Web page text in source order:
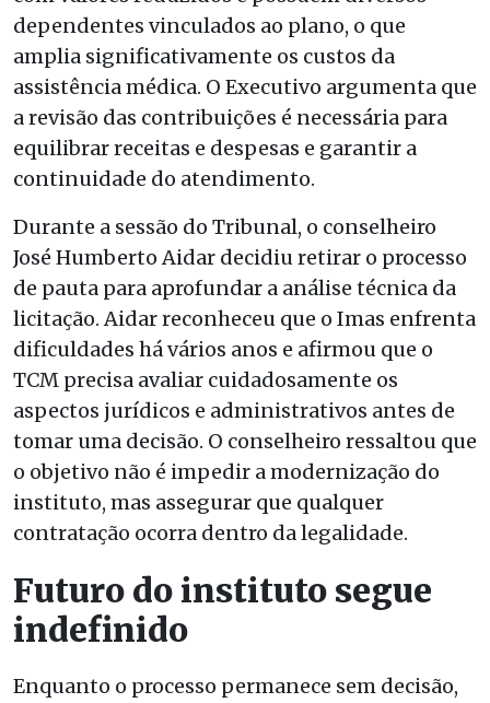
dependentes vinculados ao plano, o que
amplia significativamente os custos da
assistência médica. O Executivo argumenta que
a revisão das contribuições é necessária para
equilibrar receitas e despesas e garantir a
continuidade do atendimento.
Durante a sessão do Tribunal, o conselheiro
José Humberto Aidar decidiu retirar o processo
de pauta para aprofundar a análise técnica da
licitação. Aidar reconheceu que o Imas enfrenta
dificuldades há vários anos e afirmou que o
TCM precisa avaliar cuidadosamente os
aspectos jurídicos e administrativos antes de
tomar uma decisão. O conselheiro ressaltou que
o objetivo não é impedir a modernização do
instituto, mas assegurar que qualquer
contratação ocorra dentro da legalidade.
Futuro do instituto segue
indefinido
Enquanto o processo permanece sem decisão,